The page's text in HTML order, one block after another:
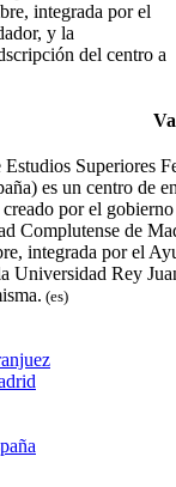
integrada por el
y la
del centro a
Estudios Superiores
es un centro de
creado por el
Complutense de
integrada por el
Universidad Rey
(es)